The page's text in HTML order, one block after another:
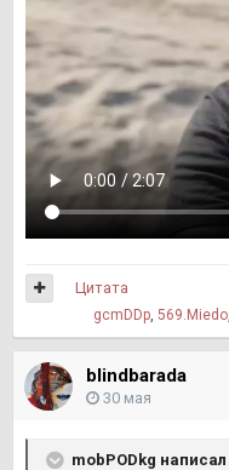
gcmDDp, 569.Miedo,
Цитата
blindbarada
30 мая
mobPODkg написал